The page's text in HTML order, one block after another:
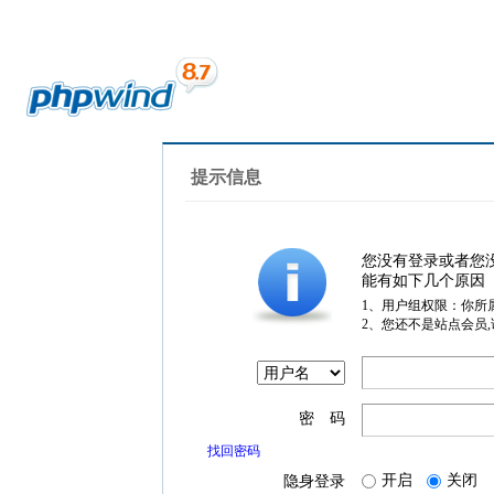
提示信息
您没有登录或者您
能有如下几个原因
1、用户组权限：你所
2、您还不是站点会员
密 码
找回密码
隐身登录 开启 关闭